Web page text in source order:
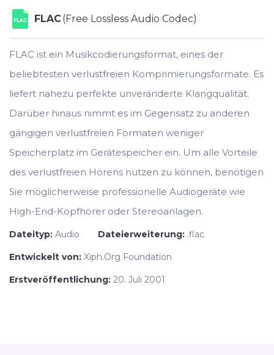
FLAC FLAC(Free Lossless Audio Codec)
FLAC ist ein Musikcodierungsformat, eines der
beliebtesten verlustfreien Komprimierungsformate. Es
liefert nahezu perfekte unveränderte Klangqualität.
Darüber hinaus nimmt es im Gegensatz zu anderen
gängigen verlustfreien Formaten weniger
Speicherplatz im Gerätespeicher ein. Um alle Vorteile
des verlustfreien Hörens nutzen zu können, benötigen
Sie möglicherweise professionelle Audiogeräte wie
High-End-Kopfhörer oder Stereoanlagen.
Dateityp: Audio Dateierweiterung: .flac
Entwickelt von: Xiph.Org Foundation
Erstveröffentlichung: 20. Juli 2001